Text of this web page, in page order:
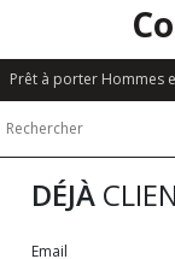
Prêt à porter Hommes
DÉJÀ
Email